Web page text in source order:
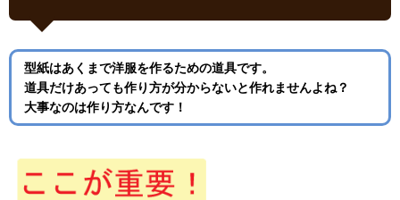
型紙はあくまで洋服を作るための道具です。
道具だけあっても作り方が分からないと作れませんよね？
大事なのは作り方なんです！